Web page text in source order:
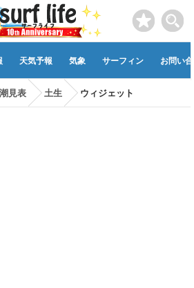
天気予報 気象 サーフィン お問い
潮見表 土生 ウィジェット